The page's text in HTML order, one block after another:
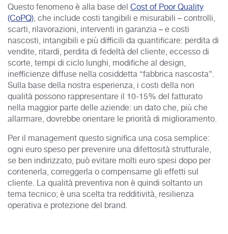
Questo fenomeno è alla base del Cost of Poor Quality
(CoPQ), che include costi tangibili e misurabili – controlli,
scarti, rilavorazioni, interventi in garanzia – e costi
nascosti, intangibili e più difficili da quantificare: perdita di
vendite, ritardi, perdita di fedeltà del cliente, eccesso di
scorte, tempi di ciclo lunghi, modifiche al design,
inefficienze diffuse nella cosiddetta “fabbrica nascosta”.
Sulla base della nostra esperienza, i costi della non
qualità possono rappresentare il 10-15% del fatturato
nella maggior parte delle aziende: un dato che, più che
allarmare, dovrebbe orientare le priorità di miglioramento.
Per il management questo significa una cosa semplice:
ogni euro speso per prevenire una difettosità strutturale,
se ben indirizzato, può evitare molti euro spesi dopo per
contenerla, correggerla o compensarne gli effetti sul
cliente. La qualità preventiva non è quindi soltanto un
tema tecnico; è una scelta tra redditività, resilienza
operativa e protezione del brand.